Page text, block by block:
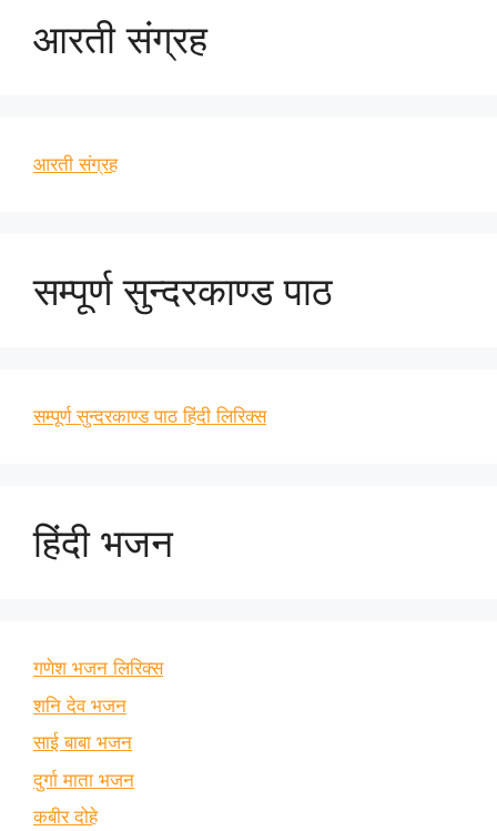
आरती संग्रह
आरती संग्रह
सम्पूर्ण सुन्दरकाण्ड पाठ
सम्पूर्ण सुन्दरकाण्ड पाठ हिंदी लिरिक्स
हिंदी भजन
गणेश भजन लिरिक्स
शनि देव भजन
साई बाबा भजन
दुर्गा माता भजन
कबीर दोहे